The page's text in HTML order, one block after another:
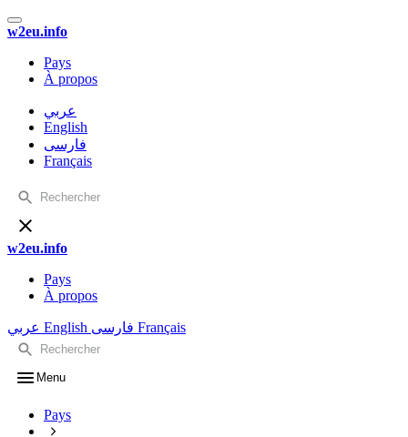
w2eu.info
Pays
À propos
عربي
English
فارسی
Français
w2eu.info
Pays
À propos
عربي English فارسی Français
Menu
Pays